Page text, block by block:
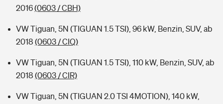
2016(0603 / CBH)
VW Tiguan, 5N (TIGUAN 1.5 TSI), 96 kW, Benzin, SUV, ab
2018 (0603 / CIQ)
VW Tiguan, 5N (TIGUAN 1.5 TSI), 110 kW, Benzin, SUV, ab
2018 (0603 / CIR)
VW Tiguan, 5N (TIGUAN 2.0 TSI 4MOTION), 140 kW,